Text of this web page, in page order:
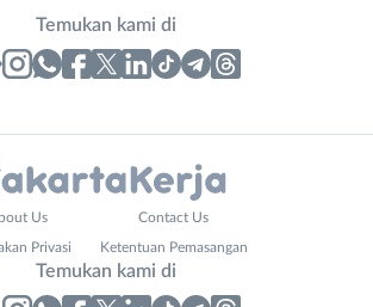
Temukan kami di
Us Contact Us
Privasi Ketentuan Pemasangan
Temukan kami di